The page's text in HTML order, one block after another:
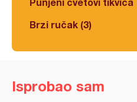
Brzi ručak (3)
Isprobao sam